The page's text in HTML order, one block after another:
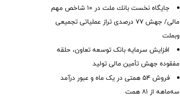
جایگاه نخست بانك ملت در 10 شاخص مهم
مالی/ جهش 77 درصدی تراز عملیاتی تجمیعی
وبملت
افزایش سرمایه بانک توسعه تعاون، حلقه
مفقوده جهش تأمین مالی تولید
فروش 54 همتی در یک ماه و عبور درآمد
سه‌ماهه از 81 همت